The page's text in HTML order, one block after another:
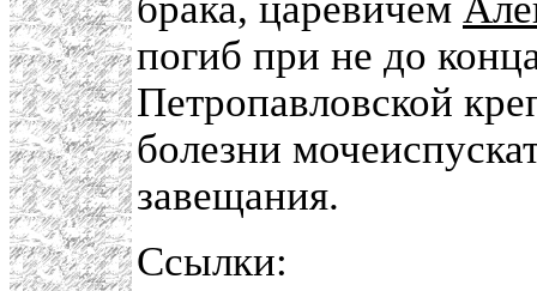
погиб при не до
Петропавловской
болезни
завещания.
Ссылки: